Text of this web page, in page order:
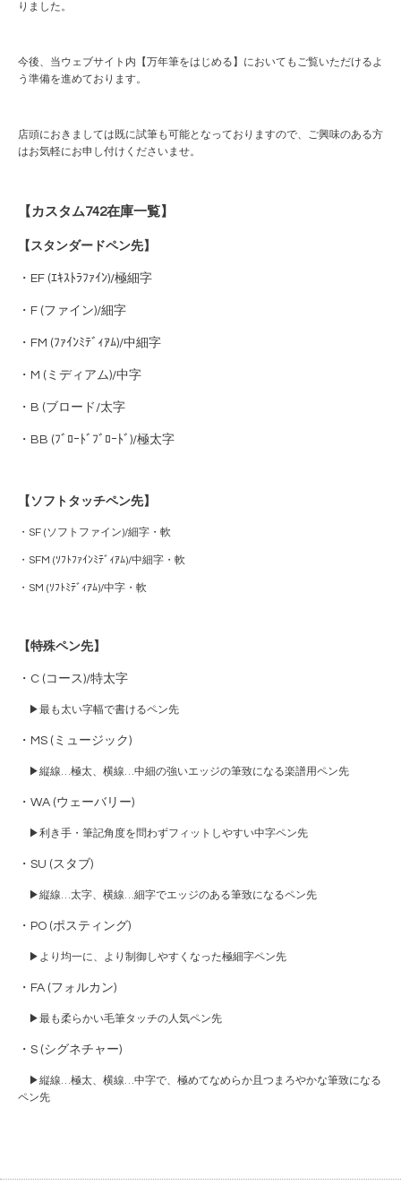
りました。
今後、当ウェブサイト内【万年筆をはじめる】においてもご覧いただけるよ
う準備を進めております。
店頭におきましては既に試筆も可能となっておりますので、ご興味のある方
はお気軽にお申し付けくださいませ。
【カスタム742在庫一覧】
【スタンダードペン先】
・EF (ｴｷｽﾄﾗﾌｧｲﾝ)/極細字
・F (ファイン)/細字
・FM (ﾌｧｲﾝﾐﾃﾞｨｱﾑ)/中細字
・M (ミディアム)/中字
・B (ブロード/太字
・BB (ﾌﾞﾛｰﾄﾞﾌﾞﾛｰﾄﾞ)/極太字
【ソフトタッチペン先】
・SF (ソフトファイン)/細字・軟
・SFM (ｿﾌﾄﾌｧｲﾝﾐﾃﾞｨｱﾑ)/中細字・軟
・SM (ｿﾌﾄﾐﾃﾞｨｱﾑ)/中字・軟
【特殊ペン先】
・C (コース)/特太字
▶︎最も太い字幅で書けるペン先
・MS (ミュージック)
▶︎縦線…極太、横線…中細の強いエッジの筆致になる楽譜用ペン先
・WA (ウェーバリー)
▶︎利き手・筆記角度を問わずフィットしやすい中字ペン先
・SU (スタブ)
▶︎縦線…太字、横線…細字でエッジのある筆致になるペン先
・PO (ポスティング)
▶︎ より均一に、より制御しやすくなった極細字ペン先
・FA (フォルカン)
▶︎最も柔らかい毛筆タッチの人気ペン先
・S (シグネチャー)
▶︎縦線…極太、横線…中字で、極めてなめらか且つまろやかな筆致になる
ペン先